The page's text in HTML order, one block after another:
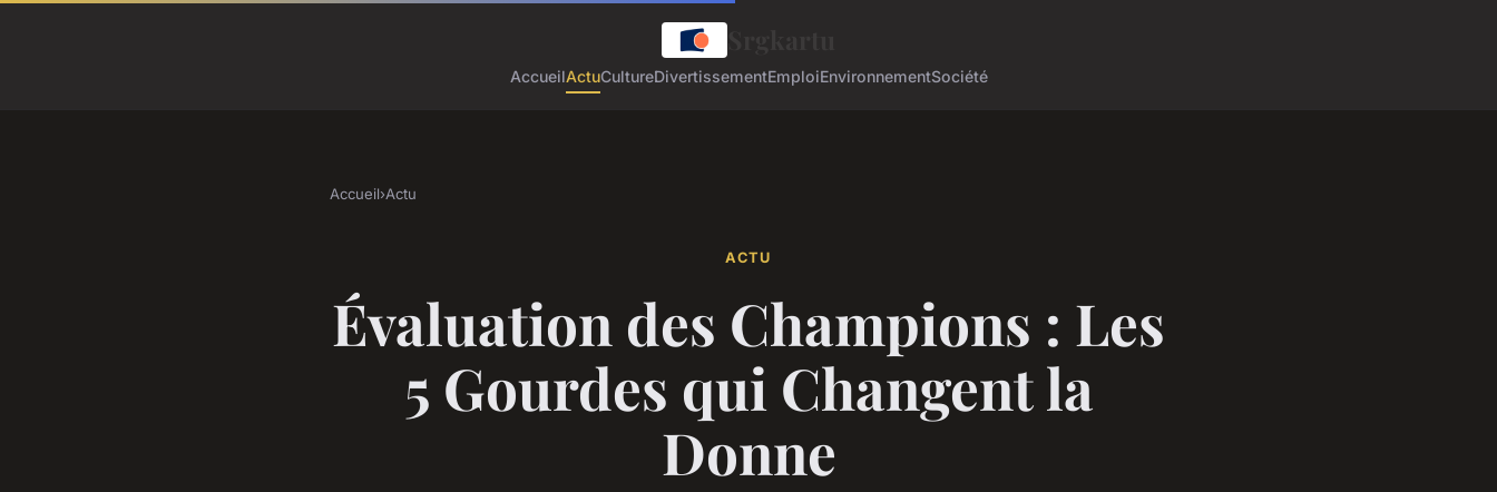
AccueilActuCultureDivertissementEmploiEnvironnementSociété
Accueil›Actu
ACTU
Évaluation des Champions : Les
5 Gourdes qui Changent la
Donne